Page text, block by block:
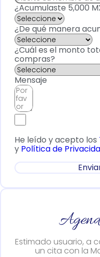
¿Acumulaste 5,000
¿De qué manera
¿Cuál es el monto
compras?
Mensaje
He leído y acepto los
y Política de
Estimado usuario, a
un cita con la